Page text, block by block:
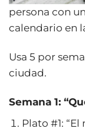
persona con
calendario en
Usa 5 por
ciudad.
Semana 1:
Plato #1: